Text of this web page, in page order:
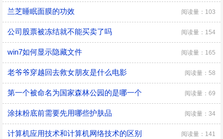
兰芝睡眠面膜的功效 阅读量：103
公司股票被冻结就不能买卖了吗 阅读量：154
win7如何显示隐藏文件 阅读量：165
老爷爷穿越回去救女朋友是什么电影 阅读量：58
第一个被命名为国家森林公园的是哪一个 阅读量：69
涂抹粉底前需要先用哪些护肤品 阅读量：34
计算机应用技术和计算机网络技术的区别 阅读量：141